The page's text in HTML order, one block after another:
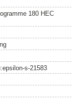
180 HEC
s-21583